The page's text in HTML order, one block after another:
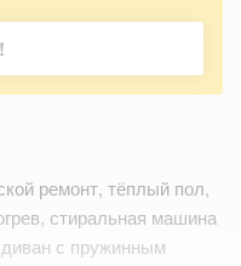
ремонт, тёплый пол,
стиральная машина
с пружинным